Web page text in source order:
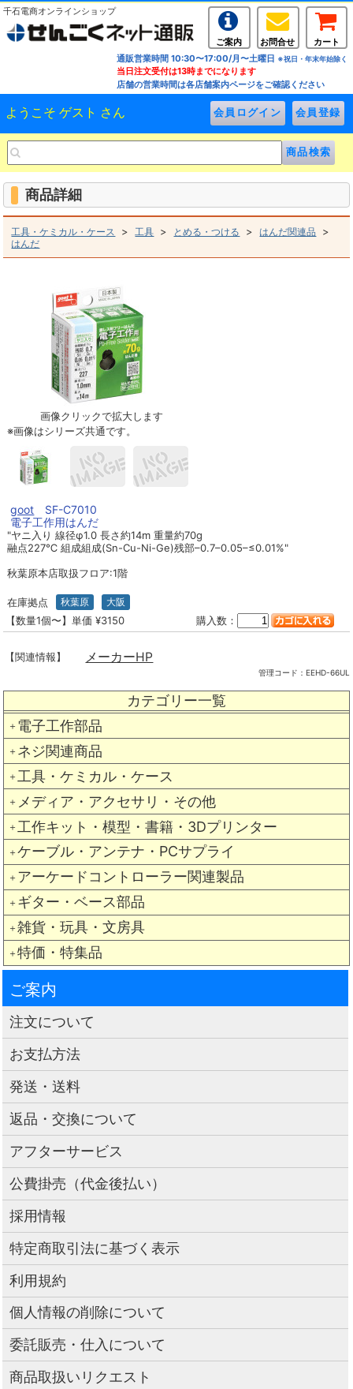
千石電商オンラインショップ
ご案内 お問合せ
カート
通販営業時間 10:30〜17:00/月〜土曜日 ※祝日・年末年始除く
当日注文受付は13時までになります
店舗の営業時間は各店舗案内ページをご確認ください
ようこそ ゲスト さん
カテゴリー一覧
＋ 電子工作部品
＋ ネジ関連商品
＋ 工具・ケミカル・ケース
＋ メディア・アクセサリ・その他
＋ 工作キット・模型・書籍・3Dプリンター
＋ ケーブル・アンテナ・PCサプライ
＋ アーケードコントローラー関連製品
＋ ギター・ベース部品
＋ 雑貨・玩具・文房具
＋ 特価・特集品
商品詳細
工具・ケミカル・ケース > 工具 > とめる・つける >はんだ関連品 >
はんだ
画像クリックで拡大します
※画像はシリーズ共通です。
goot SF-C7010
電子工作用はんだ
"ヤニ入り 線径φ1.0 長さ約14m 重量約70g
融点227℃ 組成組成(Sn-Cu-Ni-Ge)残部–0.7–0.05–≤0.01%"
秋葉原本店取扱フロア:1階
在庫拠点 秋葉原 大阪
【数量1個〜】単価 ¥3150 購入数：
【関連情報】 メーカーHP
管理コード： EEHD-66UL
ご案内
注文について
お支払方法
発送・送料
返品・交換について
アフターサービス
公費掛売（代金後払い）
採用情報
特定商取引法に基づく表示
利用規約
個人情報の削除について
委託販売・仕入について
商品取扱いリクエスト